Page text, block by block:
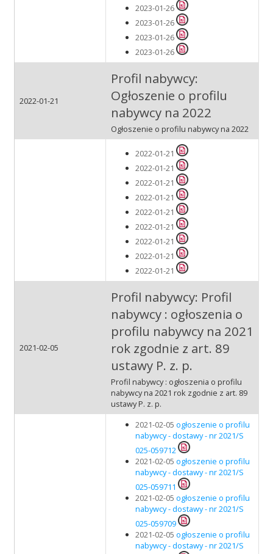
Praca
2023-01-26
2023-01-26
2023-01-26
2023-01-26
2022-01-21
Profil nabywcy:
Ogłoszenie o profilu
nabywcy na 2022
Ogłoszenie o profilu nabywcy na 2022
2022-01-21
2022-01-21
2022-01-21
2022-01-21
2022-01-21
2022-01-21
2022-01-21
2022-01-21
2022-01-21
2021-02-05
Profil nabywcy: Profil
nabywcy : ogłoszenia o
profilu nabywcy na 2021
rok zgodnie z art. 89
ustawy P. z. p.
Profil nabywcy : ogłoszenia o profilu
nabywcy na 2021 rok zgodnie z art. 89
ustawy P. z. p.
2021-02-05 ogłoszenie o profilu
nabywcy - dostawy - nr 2021/S
025-059712
2021-02-05 ogłoszenie o profilu
nabywcy - dostawy - nr 2021/S
025-059711
2021-02-05 ogłoszenie o profilu
nabywcy - dostawy - nr 2021/S
025-059709
2021-02-05 ogłoszenie o profilu
nabywcy - dostawy - nr 2021/S